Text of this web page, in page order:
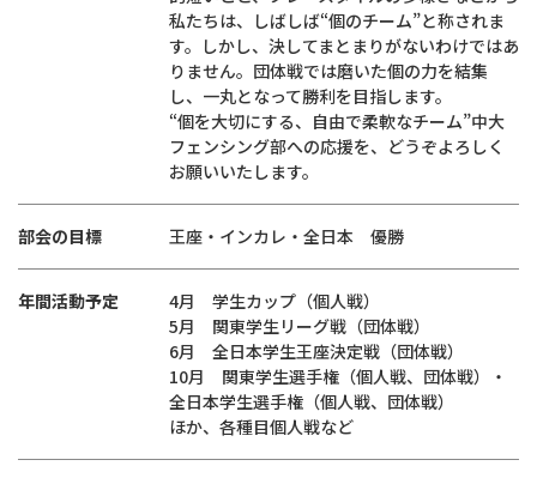
私たちは、しばしば“個のチーム”と称されま
す。しかし、決してまとまりがないわけではあ
りません。団体戦では磨いた個の力を結集
し、一丸となって勝利を目指します。
“個を大切にする、自由で柔軟なチーム”中大
フェンシング部への応援を、どうぞよろしく
お願いいたします。
部会の目標 王座・インカレ・全日本 優勝
年間活動予定
4月 学生カップ（個人戦）
5月 関東学生リーグ戦（団体戦）
6月 全日本学生王座決定戦（団体戦）
10月 関東学生選手権（個人戦、団体戦）・
全日本学生選手権（個人戦、団体戦）
ほか、各種目個人戦など